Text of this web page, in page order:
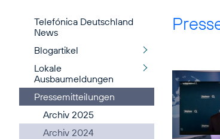
Telefónica Deutschland
News
Blogartikel
Lokale
Ausbaumeldungen
Pressemitteilungen
Archiv 2025
Archiv 2024